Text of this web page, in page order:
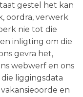
gestel het kan
oordra, verwerk
nie tot die
inligting om die
gevra het,
webwerf en ons
liggingsdata
en